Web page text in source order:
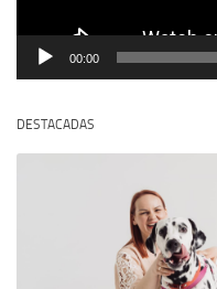
00:00
DESTACADAS